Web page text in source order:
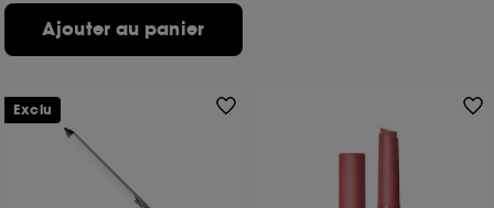
Ajouter au panier
Exclu